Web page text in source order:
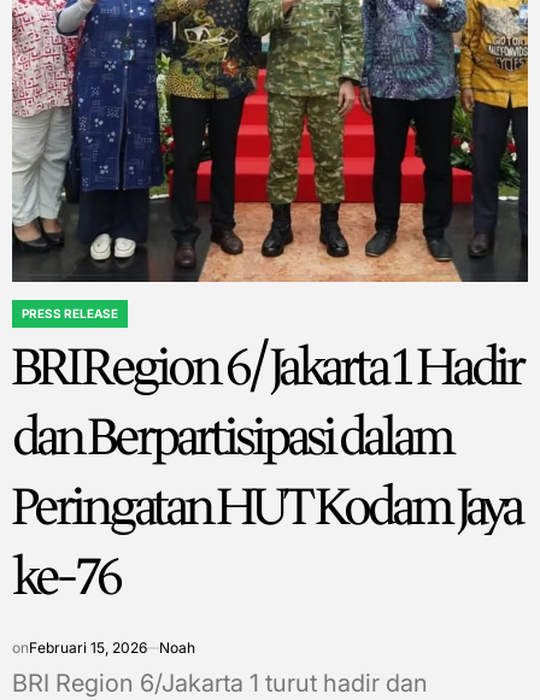
POSTED
IN
PRESS RELEASE
BRI Region 6/Jakarta 1 Hadir
dan Berpartisipasi dalam
Peringatan HUT Kodam Jaya
ke-76
onFebruari 15, 2026 Noah
BRI Region 6/Jakarta 1 turut hadir dan